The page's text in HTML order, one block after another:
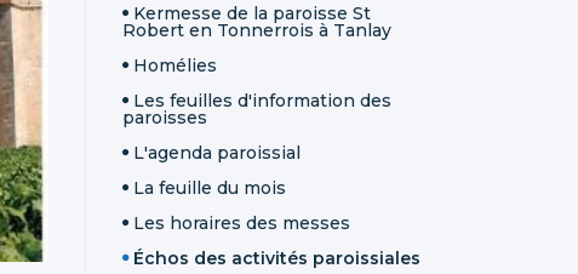
Kermesse de la paroisse St
Robert en Tonnerrois à Tanlay
Homélies
Les feuilles d'information des
paroisses
L'agenda paroissial
La feuille du mois
Les horaires des messes
Échos des activités paroissiales